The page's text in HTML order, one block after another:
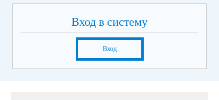
Вход в систему
Вход